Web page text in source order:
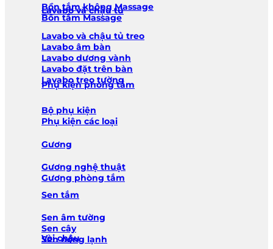
Bồn tắm không Massage
Bồn tắm Massage
Lavabo và chậu tủ
Lavabo và chậu tủ treo
Lavabo âm bàn
Lavabo dương vành
Lavabo đặt trên bàn
Lavabo treo tường
Phụ kiện phòng tắm
Bộ phụ kiện
Phụ kiện các loại
Gương
Gương nghệ thuật
Gương phòng tắm
Sen tắm
Sen âm tường
Sen cây
Sen nóng lạnh
Vòi chậu